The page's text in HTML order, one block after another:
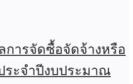
การจัดซื้อจัดจ้างหรือ
ระจำปีงบประมาณ